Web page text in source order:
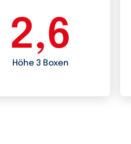
2,6
Höhe 3 Boxen